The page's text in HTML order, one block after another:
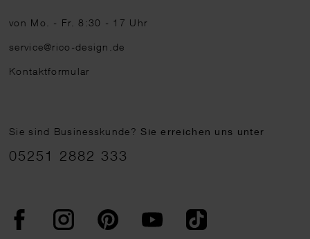
von Mo. - Fr. 8:30 - 17 Uhr
service@rico-design.de
Kontaktformular
Sie sind Businesskunde?Sie erreichen uns unter
05251 2882 333
FacebookInstagram PinterestYouTubeTikTok